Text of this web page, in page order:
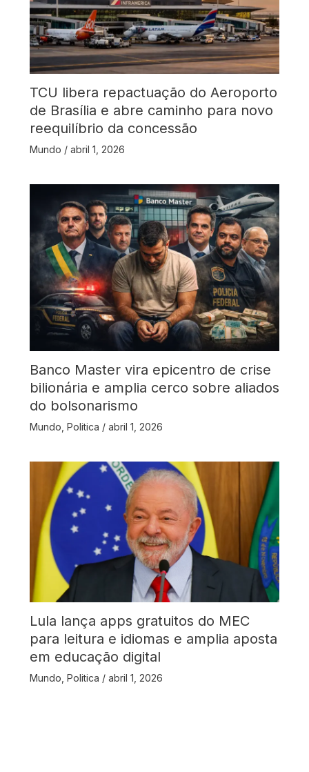
TCU libera repactuação do Aeroporto
de Brasília e abre caminho para novo
reequilíbrio da concessão
Mundo / abril 1, 2026
Banco Master vira epicentro de crise
bilionária e amplia cerco sobre aliados
do bolsonarismo
Mundo Politica / abril 1, 2026
Lula lança apps gratuitos do MEC
para leitura e idiomas e amplia aposta
em educação digital
Mundo Politica / abril 1, 2026